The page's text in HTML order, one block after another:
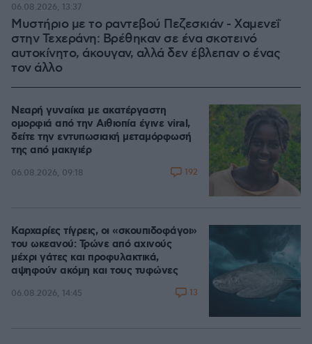
Μυστήριο με το ραντεβού Πεζεσκιάν - Χαμενεΐ
στην Τεχεράνη: Βρέθηκαν σε ένα σκοτεινό
αυτοκίνητο, άκουγαν, αλλά δεν έβλεπαν ο ένας
τον άλλο
06.08.2026, 13:37
Νεαρή γυναίκα με ακατέργαστη
ομορφιά από την Αιθιοπία έγινε viral,
δείτε την εντυπωσιακή μεταμόρφωσή
της από μακιγιέρ
06.08.2026, 09:18 192
Καρχαρίες τίγρεις, οι «σκουπιδοφάγοι»
του ωκεανού: Τρώνε από αχινούς
μέχρι γάτες και προφυλακτικά,
αψηφούν ακόμη και τους τυφώνες
06.08.2026, 14:45 13